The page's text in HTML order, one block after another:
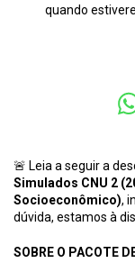
quando
🚨 Leia a seguir a
Simulados CNU 2
Socioeconômico),
dúvida, estamos à
SOBRE O PACOTE